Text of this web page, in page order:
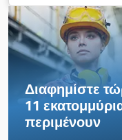
βιβλιαρίων Η μηχανή
Διαφημίστε
11
περιμένουν